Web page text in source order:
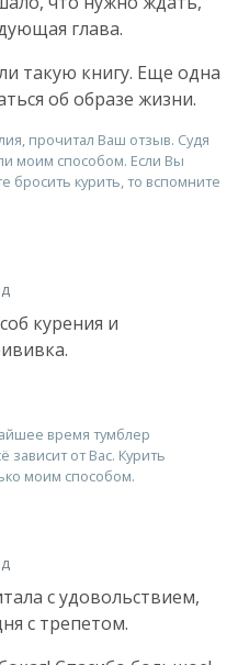
глава.
такую книгу. Еще одна
об образе жизни.
прочитал Ваш отзыв. Судя
моим способом. Если Вы
бросить курить, то вспомните
курения и
время тумблер
зависит от Вас. Курить
моим способом.
с удовольствием,
с трепетом.